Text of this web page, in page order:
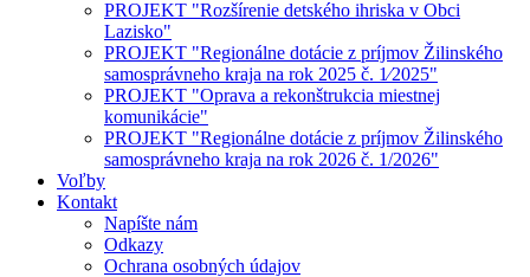
PROJEKT "Rozšírenie detského ihriska v Obci
Lazisko"
PROJEKT "Regionálne dotácie z príjmov Žilinského
samosprávneho kraja na rok 2025 č. 1⁄2025"
PROJEKT "Oprava a rekonštrukcia miestnej
komunikácie"
PROJEKT "Regionálne dotácie z príjmov Žilinského
samosprávneho kraja na rok 2026 č. 1/2026"
Voľby
Kontakt
Napíšte nám
Odkazy
Ochrana osobných údajov